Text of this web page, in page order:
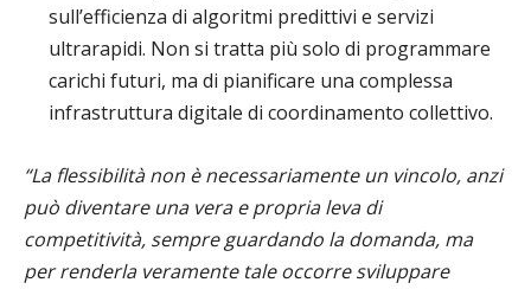
sull’efficienza di algoritmi predittivi e servizi
ultrarapidi. Non si tratta più solo di programmare
carichi futuri, ma di pianificare una complessa
infrastruttura digitale di coordinamento collettivo.
“La flessibilità non è necessariamente un vincolo, anzi
può diventare una vera e propria leva di
competitività, sempre guardando la domanda, ma
per renderla veramente tale occorre sviluppare